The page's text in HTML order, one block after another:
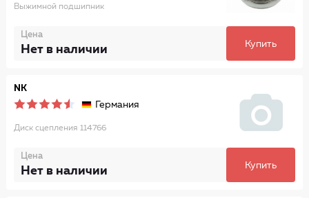
Выжимной подшипник
Цена
Нет в наличии Купить
NK
Германия
Диск сцепления 114766
Цена
Нет в наличии Купить